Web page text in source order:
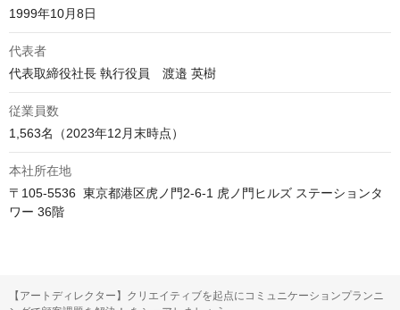
1999年10月8日
代表者
代表取締役社長 執行役員　渡邉 英樹
従業員数
1,563名（2023年12月末時点）
本社所在地
〒105-5536  東京都港区虎ノ門2-6-1 虎ノ門ヒルズ ステーションタ
ワー 36階
【アートディレクター】クリエイティブを起点にコミュニケーションプランニ